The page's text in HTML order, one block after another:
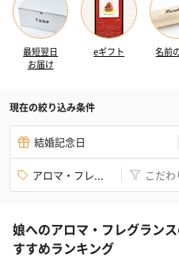
最短翌日
お届け
eギフト 名前
現在の絞り込み条件
結婚記念日
アロマ・フレ... こだわ
娘へのアロマ・フレグラン
すすめランキング